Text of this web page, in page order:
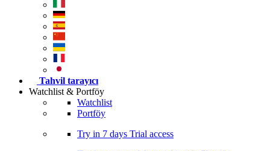
Tahvil tarayıcı
Watchlist & Portföy
Watchlist
Portföy
Try in 7 days Trial access